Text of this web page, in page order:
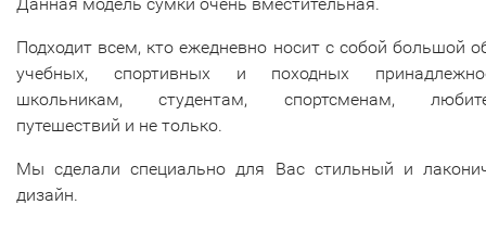
Подходит всем, кто ежедневно носит с собой большой
учебных, спортивных и походных
школьникам, студентам, спортсменам,
путешествий и не только.
Мы сделали специально для Вас стильный и
дизайн.